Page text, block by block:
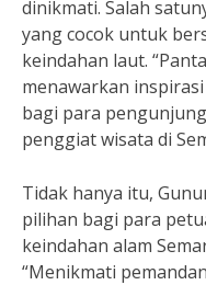
dinikmati. Salah
yang cocok untuk
keindahan laut.
menawarkan
bagi para
penggiat wisata di
Tidak hanya itu,
pilihan bagi para
keindahan alam
“Menikmati